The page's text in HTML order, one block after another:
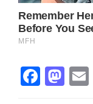
Fac M